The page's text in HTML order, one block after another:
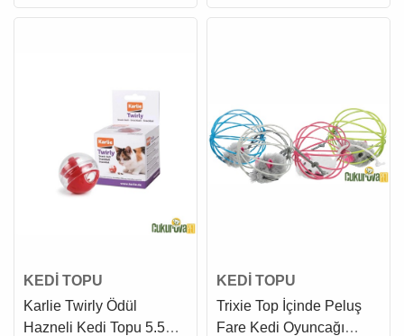
KEDİ TOPU
Karlie Twirly Ödül
Hazneli Kedi Topu 5.5
KEDİ TOPU
Trixie Top İçinde Peluş
Fare Kedi Oyuncağı